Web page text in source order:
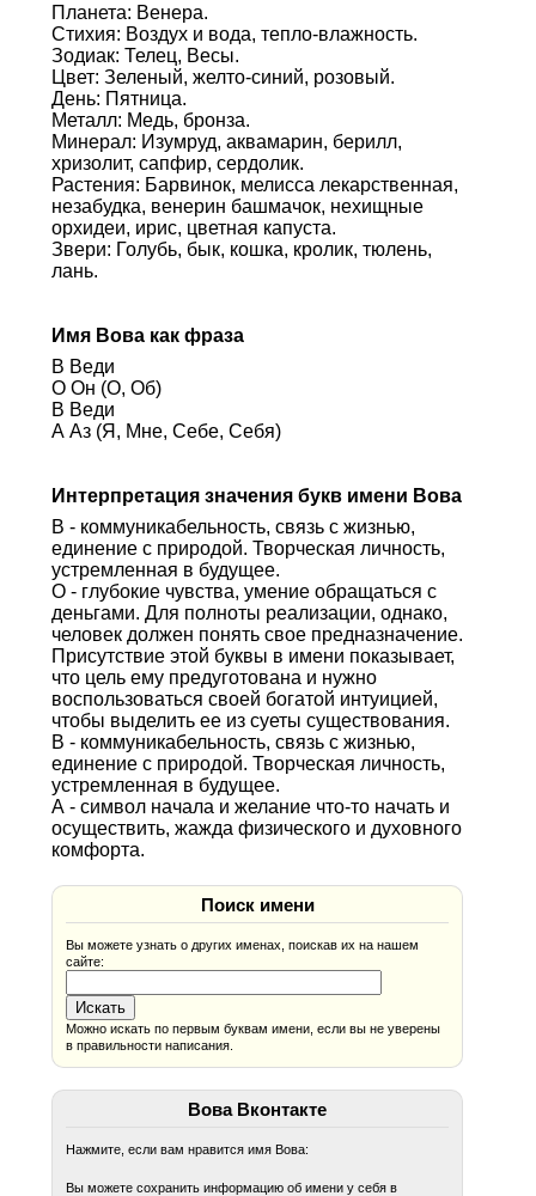
Планета: Венера.
Стихия: Воздух и вода, тепло-влажность.
Зодиак: Телец, Весы.
Цвет: Зеленый, желто-синий, розовый.
День: Пятница.
Металл: Медь, бронза.
Минерал: Изумруд, аквамарин, берилл,
хризолит, сапфир, сердолик.
Растения: Барвинок, мелисса лекарственная,
незабудка, венерин башмачок, нехищные
орхидеи, ирис, цветная капуста.
Звери: Голубь, бык, кошка, кролик, тюлень,
лань.
Имя Вова как фраза
В Веди
О Он (О, Об)
В Веди
А Аз (Я, Мне, Себе, Себя)
Интерпретация значения букв имени Вова
В - коммуникабельность, связь с жизнью,
единение с природой. Творческая личность,
устремленная в будущее.
О - глубокие чувства, умение обращаться с
деньгами. Для полноты реализации, однако,
человек должен понять свое предназначение.
Присутствие этой буквы в имени показывает,
что цель ему предуготована и нужно
воспользоваться своей богатой интуицией,
чтобы выделить ее из суеты существования.
В - коммуникабельность, связь с жизнью,
единение с природой. Творческая личность,
устремленная в будущее.
А - символ начала и желание что-то начать и
осуществить, жажда физического и духовного
комфорта.
Поиск имени
Вы можете узнать о других именах, поискав их на нашем
сайте:
Можно искать по первым буквам имени, если вы не уверены
в правильности написания.
Вова Вконтакте
Нажмите, если вам нравится имя Вова:
Вы можете сохранить информацию об имени у себя в